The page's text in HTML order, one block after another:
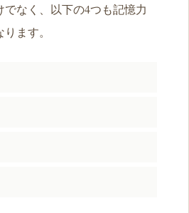
なく、以下の4つも記憶力
ます。